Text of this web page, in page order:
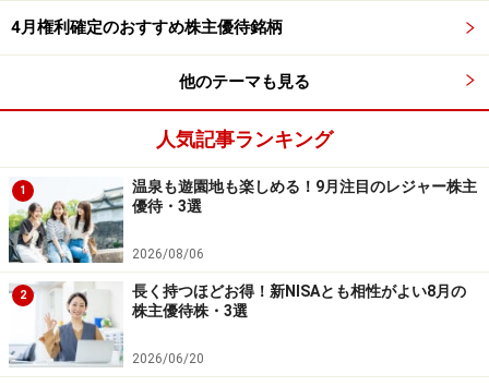
さて、今回は「家族で始める新生活応援」型カレンダー
カレンダー投資法(c)とは私が「初心者でも忙しい人でも
株で失敗しない投資法」として編み出したもので、毎月
のように配当・優待をもらいながら保有株式の利益確定
機会を狙います。
そもそもは「どうして個人投資家は株の利益確定で失敗
するのか=売り場で売れないのか」を研究するうち、「売
り場を迷わない投資法」として配当、優待先取りで買値
で売ってもトータルでは得している投資が一番、効果的
4月権利確定のおすすめ株主優待銘柄
他のテーマも見る
人気記事ランキング
1
温泉も遊園地も楽しめる！9月注目のレジャー株主
優待・3選
2026/08/06
2
長く持つほどお得！新NISAとも相性がよい8月の
株主優待株・3選
2026/06/20